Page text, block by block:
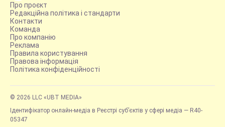
Про проєкт
Редакційна політика і стандарти
Контакти
Команда
Про компанію
Реклама
Правила користування
Правова інформація
Політика конфіденційності
© 2026 LLC «UBT MEDIA»
Ідентифікатор онлайн-медіа в Реєстрі суб’єктів у сфері медіа — R40-
05347